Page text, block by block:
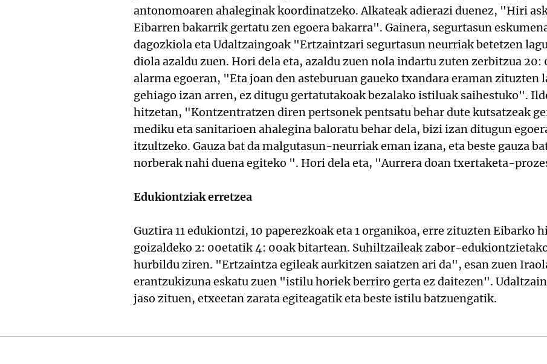
antonomoaren ahaleginak koordinatzeko. Alkateak adierazi duenez, "Hiri
Eibarren bakarrik gertatu zen egoera bakarra". Gainera, segurtasun
dagozkiola eta Udaltzaingoak "Ertzaintzari segurtasun neurriak betetzen
diola azaldu zuen. Hori dela eta, azaldu zuen nola indartu zuten zerbitzua
alarma egoeran, "Eta joan den asteburuan gaueko txandara eraman zituzten
gehiago izan arren, ez ditugu gertatutakoak bezalako istiluak saihestuko".
hitzetan, "Kontzentratzen diren pertsonek pentsatu behar dute kutsatzeak
mediku eta sanitarioen ahalegina baloratu behar dela, bizi izan ditugun
itzultzeko. Gauza bat da malgutasun-neurriak eman izana, eta beste gauza
norberak nahi duena egiteko ". Hori dela eta, "Aurrera doan txertaketa-
Edukiontziak erretzea
Guztira 11 edukiontzi, 10 paperezkoak eta 1 organikoa, erre zituzten Eibarko
goizaldeko 2: 00etatik 4: 00ak bitartean. Suhiltzaileak zabor-
hurbildu ziren. "Ertzaintza egileak aurkitzen saiatzen ari da", esan zuen
erantzukizuna eskatu zuen "istilu horiek berriro gerta ez daitezen".
jaso zituen, etxeetan zarata egiteagatik eta beste istilu batzuengatik.